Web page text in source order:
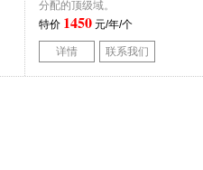
分配的顶级域。
特价 1450 元/年/个
详情 联系我们